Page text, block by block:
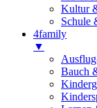
Kultur
Schule
4family
▼
Bauch